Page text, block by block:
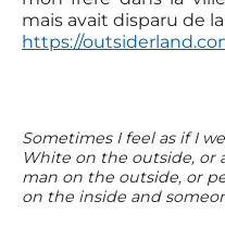
mais avait disparu de
https://
P
r
i
m
Sometimes I feel as if I
White on the outside, or
man on the outside, or
on the inside and